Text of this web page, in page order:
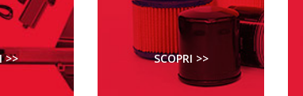
>> SCOPRI >>